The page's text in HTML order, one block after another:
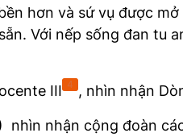
hơn và sứ vụ được
Với nếp sống đan tu
III 4 , nhìn nhận
nhìn nhận cộng đoàn